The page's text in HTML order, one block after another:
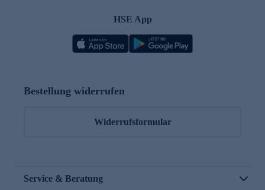
HSE App
Bestellung widerrufen
Widerrufsformular
Service & Beratung